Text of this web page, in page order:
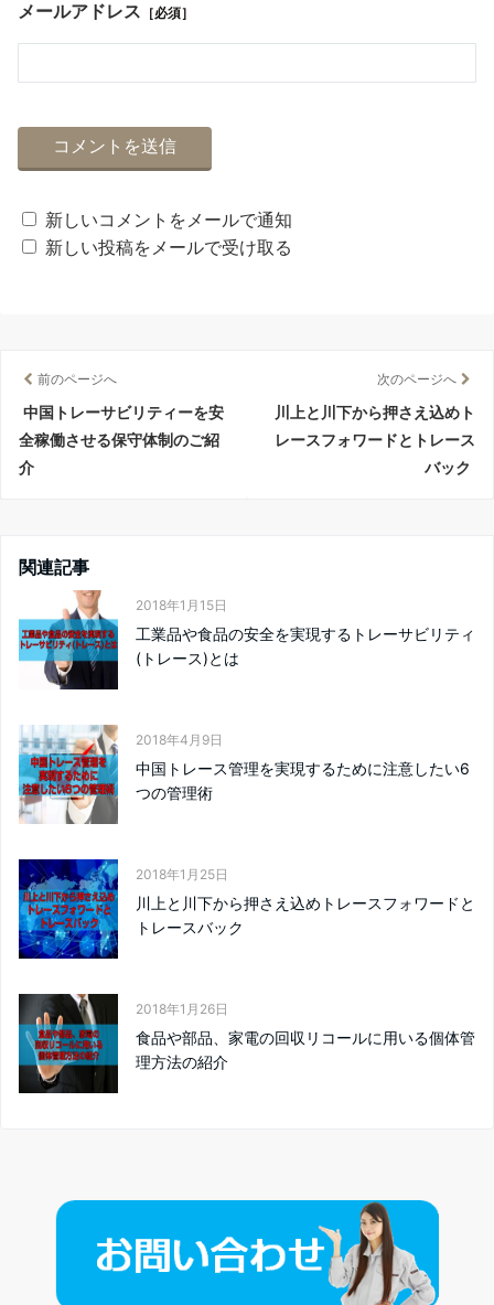
メールアドレス ［必須］
新しいコメントをメールで通知
新しい投稿をメールで受け取る
前のページへ
中国トレーサビリティーを安
全稼働させる保守体制のご紹
介
次のページへ
川上と川下から押さえ込めト
レースフォワードとトレース
バック
関連記事
2018年1月15日
工業品や食品の安全を実現するトレーサビリティ
(トレース)とは
2018年4月9日
中国トレース管理を実現するために注意したい6
つの管理術
2018年1月25日
川上と川下から押さえ込めトレースフォワードと
トレースバック
2018年1月26日
食品や部品、家電の回収リコールに用いる個体管
理方法の紹介